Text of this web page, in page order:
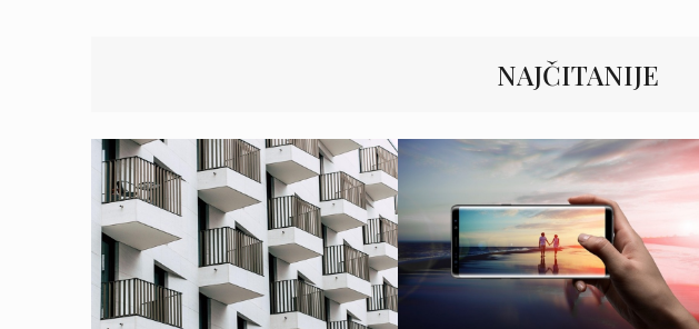
NAJČITANIJE